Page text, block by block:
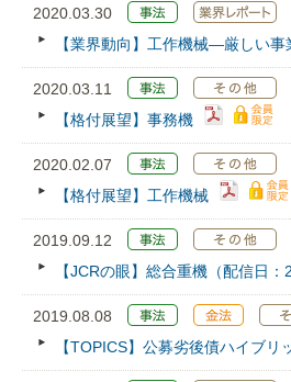
2020.03.30
【業界動向】工作機械―厳しい
2020.03.11
【格付展望】事務機
2020.02.07
【格付展望】工作機械
2019.09.12
【JCRの眼】総合重機（配信日：
2019.08.08
【TOPICS】公募劣後債ハイブ